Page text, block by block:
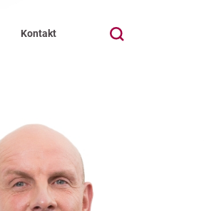
Kontakt